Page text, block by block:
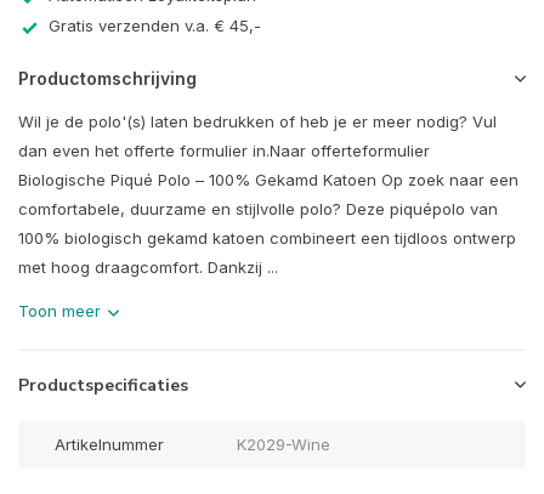
Gratis verzenden v.a. € 45,-
Productomschrijving
Wil je de polo'(s) laten bedrukken of heb je er meer nodig? Vul
dan even het offerte formulier in.Naar offerteformulier
Biologische Piqué Polo – 100% Gekamd Katoen Op zoek naar een
comfortabele, duurzame en stijlvolle polo? Deze piquépolo van
100% biologisch gekamd katoen combineert een tijdloos ontwerp
met hoog draagcomfort. Dankzij ...
Toon meer
Productspecificaties
Artikelnummer K2029-Wine